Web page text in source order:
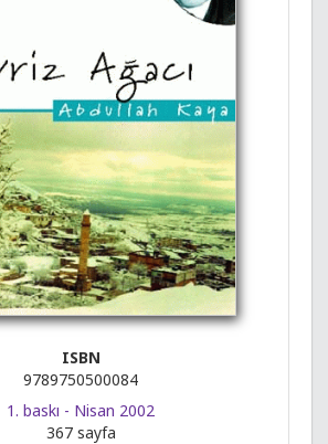
ISBN
9789750500084
1. baskı - Nisan 2002
367 sayfa